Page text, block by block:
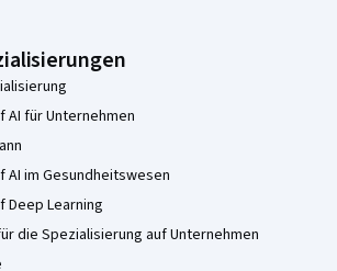
AI für Unternehmen
AI im Gesundheitswesen
Deep Learning
die Spezialisierung auf Unternehmen